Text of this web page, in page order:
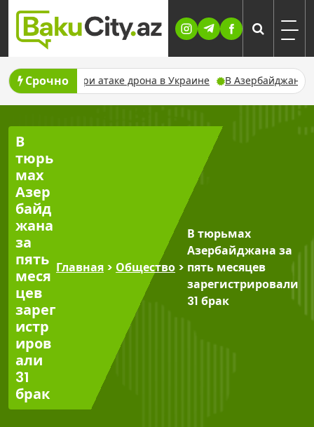
Skip
content
Срочно
при атаке дрона в Украине В Азербайджане
В
тюрь
мах
Азер
байд
жана
за
пять
меся
цев
зарег
истр
иров
али
31
брак
Главная > Общество >
В тюрьмах
Азербайджана за
пять месяцев
зарегистрировали
31 брак